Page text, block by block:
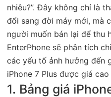
nhiêu?”. Đây không chỉ là
đổi sang đời máy mới, mà
người muốn bán lại để thu
EnterPhone sẽ phân tích
các yếu tố ảnh hưởng đến
iPhone 7 Plus được giá
1. Bảng giá